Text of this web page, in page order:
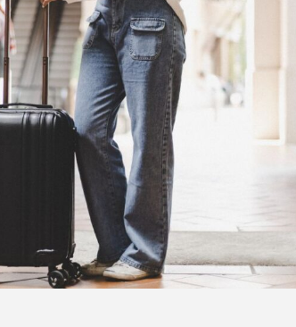
Rooney
所、聖
TAG LIST
F1／エフワン GODZILLA
to My Blue SUPER 8／スーパーエイト